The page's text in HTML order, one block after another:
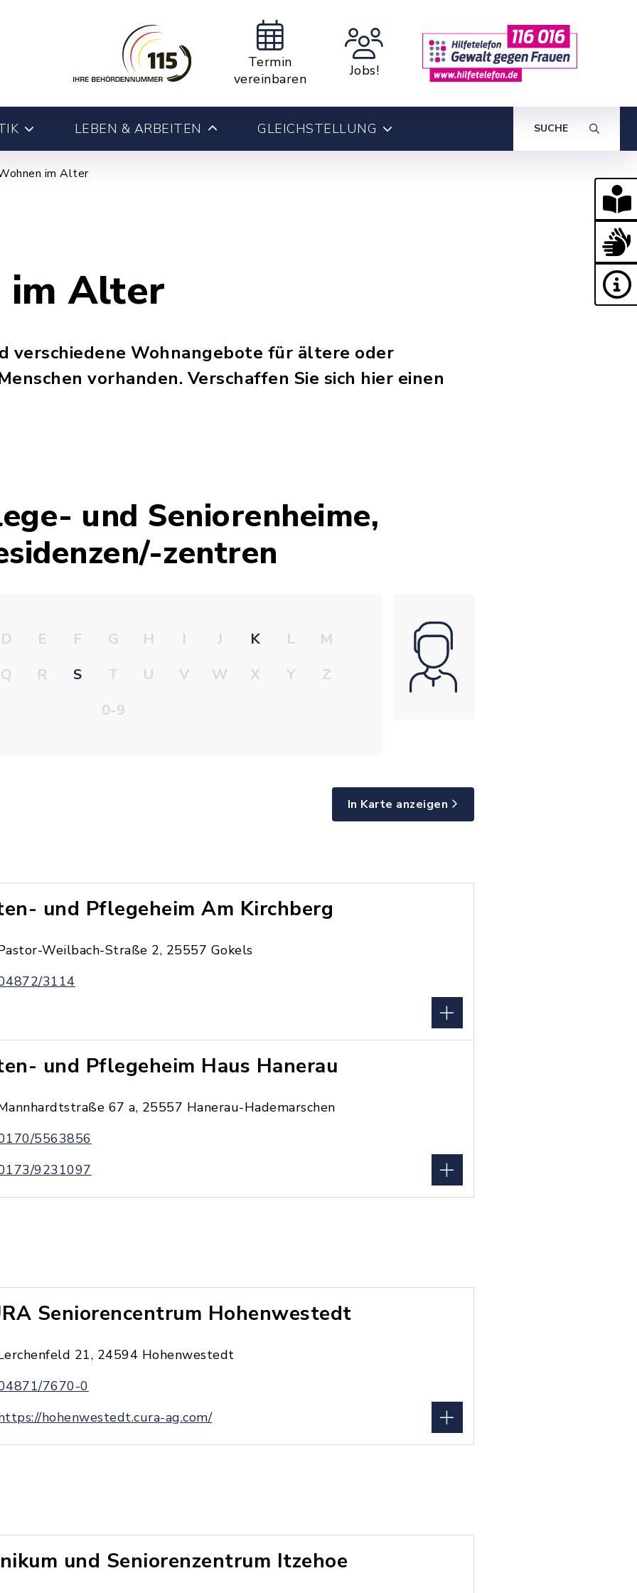
Termin
vereinbaren
Jobs!
LEBEN & ARBEITEN GLEICHSTELLUNG SUCHE
im Alter
im Alter
verschiedene Wohnangebote für ältere oder
vorhanden. Verschaffen Sie sich hier einen
und Seniorenheime,
zentren
D E F G H I J K L
M
Q
R S T U V W X Y
Z
0-9
In Karte anzeigen
und Pflegeheim Am Kirchberg
Weilbach-Straße 2, 25557 Gokels
3114
und Pflegeheim Haus Hanerau
67 a, 25557 Hanerau-Hademarschen
5563856
9231097
Seniorencentrum Hohenwestedt
21, 24594 Hohenwestedt
7670-0
hohenwestedt.cura-ag.com/
und Seniorenzentrum Itzehoe